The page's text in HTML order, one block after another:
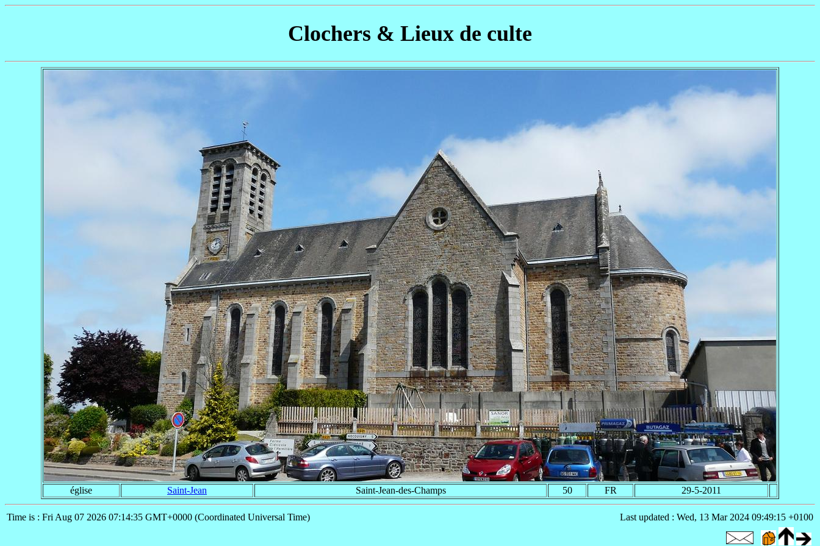
Clochers & Lieux de culte
église Saint-Jean Saint-Jean-des-Champs 50 FR 29-5-2011
Time is : Fri Aug 07 2026 07:14:35 GMT+0000 (Coordinated Universal Time) Last updated : Wed, 13 Mar 2024 09:49:15 +0100